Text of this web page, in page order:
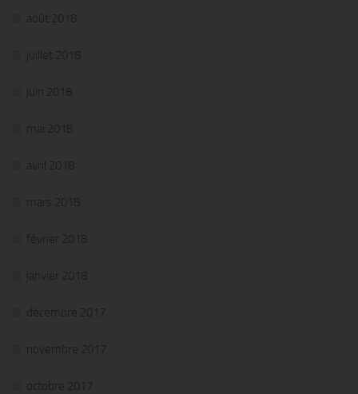
août 2018
juillet 2018
juin 2018
mai 2018
avril 2018
mars 2018
février 2018
janvier 2018
décembre 2017
novembre 2017
octobre 2017